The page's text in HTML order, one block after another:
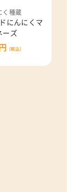
く種蔵
にんにくマ
ーズ
（税込）